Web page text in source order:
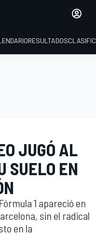
RESULTADOS
JUGÓ AL
SUELO EN
1 apareció en
sin el radical
en la